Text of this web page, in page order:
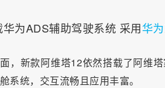
华为ADS辅助驾驶系统 采用华为
，新款阿维塔12依然搭载了阿维
系统，交互流畅且应用丰富。